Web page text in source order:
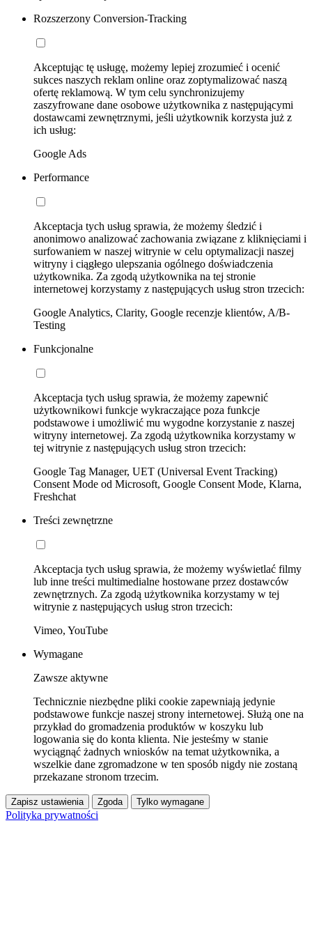
Rozszerzony Conversion-Tracking
Akceptując tę usługę, możemy lepiej zrozumieć i ocenić
sukces naszych reklam online oraz zoptymalizować naszą
ofertę reklamową. W tym celu synchronizujemy
zaszyfrowane dane osobowe użytkownika z następującymi
dostawcami zewnętrznymi, jeśli użytkownik korzysta już z
ich usług:
Google Ads
Performance
Akceptacja tych usług sprawia, że możemy śledzić i
anonimowo analizować zachowania związane z kliknięciami i
surfowaniem w naszej witrynie w celu optymalizacji naszej
witryny i ciągłego ulepszania ogólnego doświadczenia
użytkownika. Za zgodą użytkownika na tej stronie
internetowej korzystamy z następujących usług stron trzecich:
Google Analytics, Clarity, Google recenzje klientów, A/B-
Testing
Funkcjonalne
Akceptacja tych usług sprawia, że możemy zapewnić
użytkownikowi funkcje wykraczające poza funkcje
podstawowe i umożliwić mu wygodne korzystanie z naszej
witryny internetowej. Za zgodą użytkownika korzystamy w
tej witrynie z następujących usług stron trzecich:
Google Tag Manager, UET (Universal Event Tracking)
Consent Mode od Microsoft, Google Consent Mode, Klarna,
Freshchat
Treści zewnętrzne
Akceptacja tych usług sprawia, że możemy wyświetlać filmy
lub inne treści multimedialne hostowane przez dostawców
zewnętrznych. Za zgodą użytkownika korzystamy w tej
witrynie z następujących usług stron trzecich:
Vimeo, YouTube
Wymagane
Zawsze aktywne
Technicznie niezbędne pliki cookie zapewniają jedynie
podstawowe funkcje naszej strony internetowej. Służą one na
przykład do gromadzenia produktów w koszyku lub
logowania się do konta klienta. Nie jesteśmy w stanie
wyciągnąć żadnych wniosków na temat użytkownika, a
wszelkie dane zgromadzone w ten sposób nigdy nie zostaną
przekazane stronom trzecim.
Zapisz ustawienia Zgoda Tylko wymagane
Polityka prywatności